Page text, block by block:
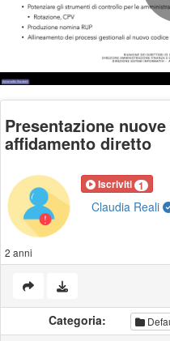
Presentazione
affidamento diretto
Iscriviti 1
Claudia Reali
2 anni
Categoria: